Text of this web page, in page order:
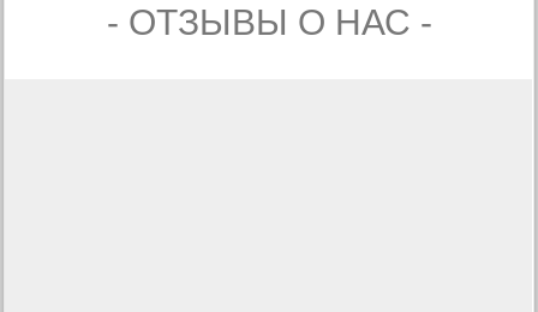
- ОТЗЫВЫ О НАС -